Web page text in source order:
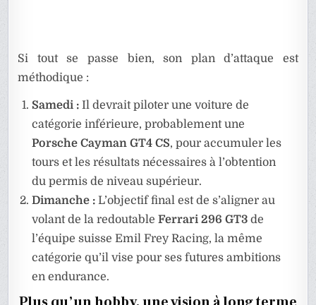
Si tout se passe bien, son plan d’attaque est
méthodique :
Samedi : Il devrait piloter une voiture de
catégorie inférieure, probablement une
Porsche Cayman GT4 CS, pour accumuler les
tours et les résultats nécessaires à l’obtention
du permis de niveau supérieur.
Dimanche : L’objectif final est de s’aligner au
volant de la redoutableFerrari 296 GT3 de
l’équipe suisse Emil Frey Racing, la même
catégorie qu’il vise pour ses futures ambitions
en endurance.